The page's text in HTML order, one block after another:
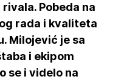
Pobeda na
rada i kvaliteta
Milojević je sa
i ekipom
se i videlo na